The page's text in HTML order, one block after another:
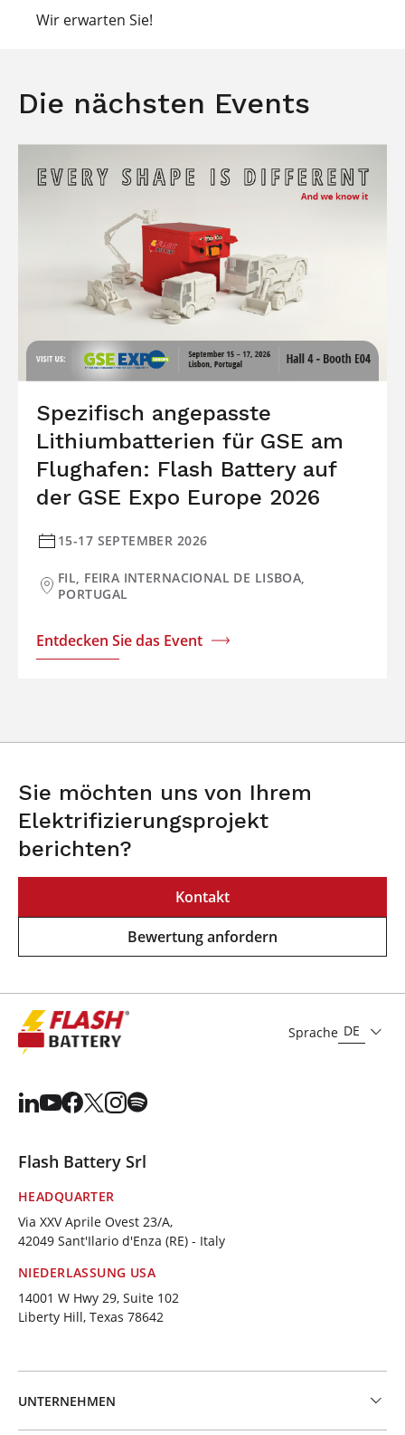
Wir erwarten Sie!
Die nächsten Events
Spezifisch angepasste
Lithiumbatterien für GSE am
Flughafen: Flash Battery auf
der GSE Expo Europe 2026
15-17 SEPTEMBER 2026
FIL, FEIRA INTERNACIONAL DE LISBOA,
PORTUGAL
Entdecken Sie das Event
Sie möchten uns von Ihrem
Elektrifizierungsprojekt
berichten?
Kontakt
Bewertung anfordern
Sprache DE
Flash Battery Srl
HEADQUARTER
Via XXV Aprile Ovest 23/A,
42049 Sant'Ilario d'Enza (RE) - Italy
NIEDERLASSUNG USA
14001 W Hwy 29, Suite 102
Liberty Hill, Texas 78642
UNTERNEHMEN